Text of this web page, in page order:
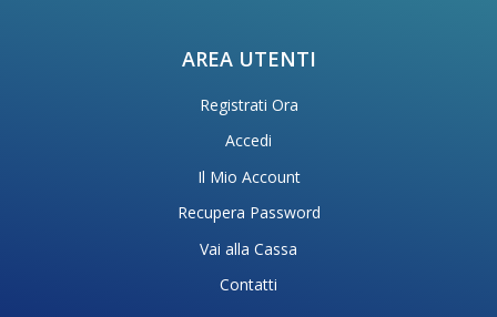
AREA UTENTI
Registrati Ora
Accedi
Il Mio Account
Recupera Password
Vai alla Cassa
Contatti